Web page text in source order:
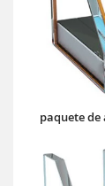
paquete